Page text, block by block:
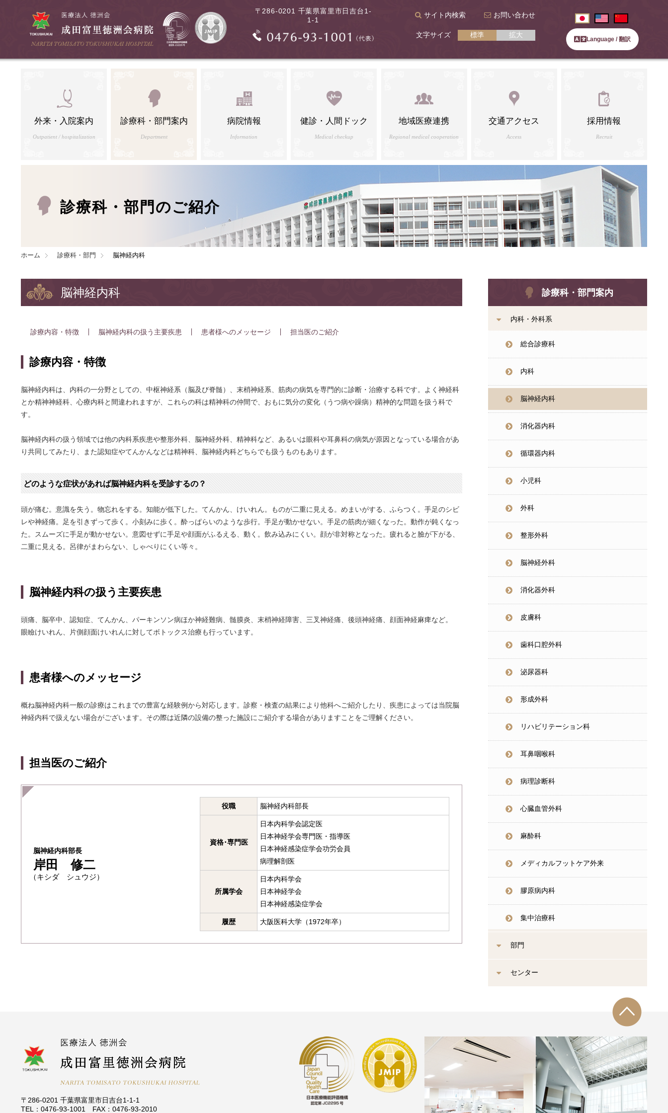
〒286-0201 千葉県富里市日吉台1-
1-1
サイト内検索 お問い合わせ
文字サイズ 標準 拡大
Language / 翻訳
外来・入院案内
Outpatient / hospitalization
診療科・部門案内
Department
病院情報
Information
健診・人間ドック
Medical checkup
地域医療連携
Regional medical cooperation
交通アクセス
Access
採用情報
Recruit
診療科・部門のご紹介
ホーム 診療科・部門 脳神経内科
脳神経内科
診療内容・特徴 脳神経内科の扱う主要疾患 患者様へのメッセージ 担当医のご紹介
診療内容・特徴
脳神経内科は、内科の一分野としての、中枢神経系（脳及び脊髄）、末梢神経系、筋肉の病気を専門的に診断・治療する科です。よく神経科
とか精神神経科、心療内科と間違われますが、これらの科は精神科の仲間で、おもに気分の変化（うつ病や躁病）精神的な問題を扱う科で
す。
脳神経内科の扱う領域では他の内科系疾患や整形外科、脳神経外科、精神科など、あるいは眼科や耳鼻科の病気が原因となっている場合があ
り共同してみたり、また認知症やてんかんなどは精神科、脳神経内科どちらでも扱うものもあります。
どのような症状があれば脳神経内科を受診するの？
頭が痛む。意識を失う。物忘れをする。知能が低下した。てんかん、けいれん。ものが二重に見える。めまいがする、ふらつく。手足のシビ
レや神経痛。足を引きずって歩く。小刻みに歩く。酔っぱらいのような歩行。手足が動かせない。手足の筋肉が細くなった。動作が鈍くなっ
た。スムーズに手足が動かせない。意図せずに手足や顔面がふるえる、動く。飲み込みにくい。顔が非対称となった。疲れると臉が下がる、
二重に見える。呂律がまわらない、しゃべりにくい等々。
脳神経内科の扱う主要疾患
頭痛、脳卒中、認知症、てんかん、パーキンソン病ほか神経難病、髄膜炎、末梢神経障害、三叉神経痛、後頭神経痛、顔面神経麻痺など。
眼瞼けいれん、片側顔面けいれんに対してボトックス治療も行っています。
患者様へのメッセージ
概ね脳神経内科一般の診療はこれまでの豊富な経験例から対応します。診察・検査の結果により他科へご紹介したり、疾患によっては当院脳
神経内科で扱えない場合がございます。その際は近隣の設備の整った施設にご紹介する場合がありますことをご理解ください。
担当医のご紹介
脳神経内科部長
岸田 修二
（キシダ シュウジ）
役職 脳神経内科部長
資格･専門医
日本内科学会認定医
日本神経学会専門医・指導医
日本神経感染症学会功労会員
病理解剖医
所属学会
日本内科学会
日本神経学会
日本神経感染症学会
履歴 大阪医科大学（1972年卒）
診療科・部門案内
内科・外科系
総合診療科
内科
脳神経内科
消化器内科
循環器内科
小児科
外科
整形外科
脳神経外科
消化器外科
皮膚科
歯科口腔外科
泌尿器科
形成外科
リハビリテーション科
耳鼻咽喉科
病理診断科
心臓血管外科
麻酔科
メディカルフットケア外来
膠原病内科
集中治療科
部門
センター
〒286-0201 千葉県富里市日吉台1-1-1
TEL：0476-93-1001 FAX：0476-93-2010